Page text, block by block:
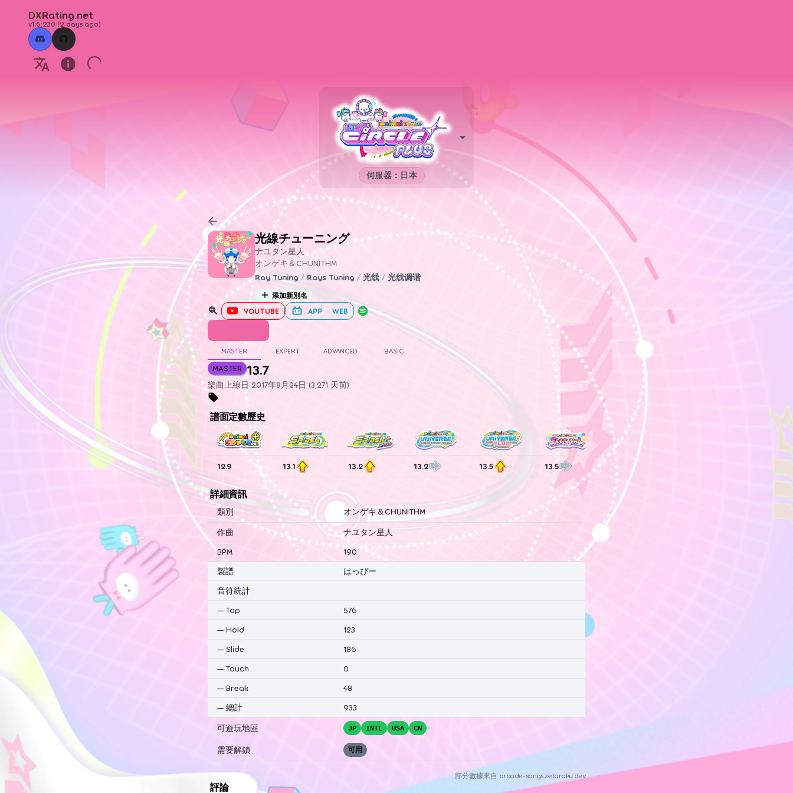
DXRating.net
v1.6.230 (2 days ago)
伺服器：日本
光線チューニング
ナユタン星人
オンゲキ＆CHUNITHM
Ray Tuning / Rays Tuning / 光线 / 光线调谐
添加新別名
YOUTUBE APP WEB
MASTER EXPERT ADVANCED BASIC
MASTER 13.7
樂曲上線日 2017年8月24日 (3,271 天前)
譜面定數歷史
12.9 13.1 13.2 13.2 13.5 13.5 —
詳細資訊
類別 オンゲキ＆CHUNITHM
作曲
ナユタン星人
BPM
190
製譜
はっぴー
音符統計
— Tap
576
— Hold
123
— Slide
186
— Touch
0
— Break
48
— 總計 933
可遊玩地區 JP INTL USA CN
需要解鎖 可用
部分數據來自 arcade-songs.zetaraku.dev
評論